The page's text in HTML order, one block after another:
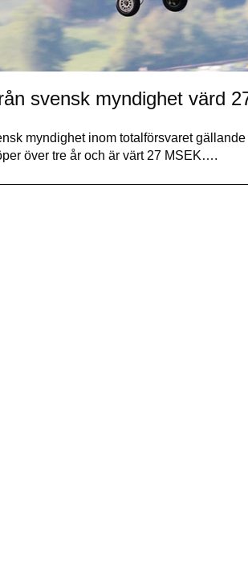
svensk myndighet värd
myndighet inom totalförsvaret
över tre år och är värt 27 MSEK….